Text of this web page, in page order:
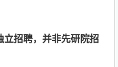
立招聘，并非先研院招